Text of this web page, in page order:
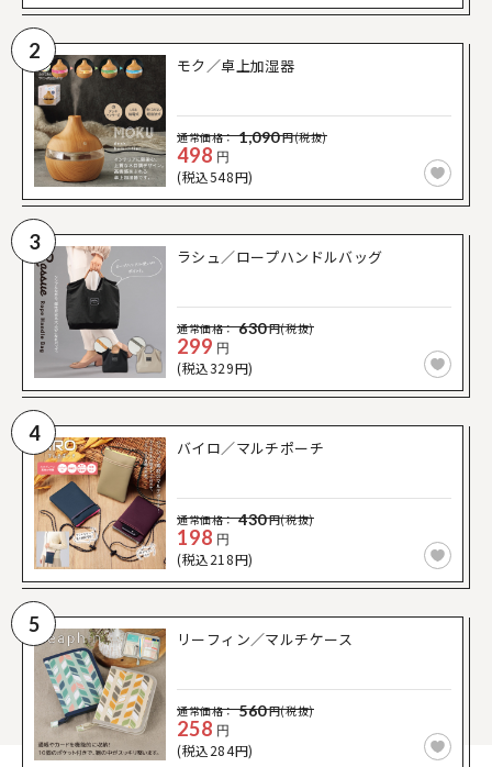
2
モク／卓上加湿器
通常価格： 1,090円(税抜)
498 円
(税込548円)
3
ラシュ／ロープハンドルバッグ
通常価格： 630円(税抜)
299 円
(税込329円)
4
バイロ／マルチポーチ
通常価格： 430円(税抜)
198 円
(税込218円)
5
リーフィン／マルチケース
通常価格： 560円(税抜)
258 円
(税込284円)